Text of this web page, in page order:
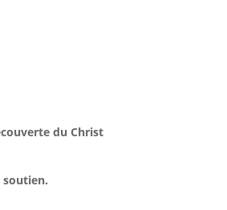
du Christ
soutien.